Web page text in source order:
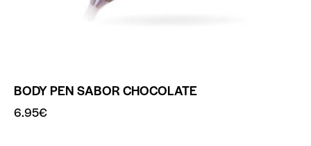
BODY PEN SABOR CHOCOLATE
6.95€